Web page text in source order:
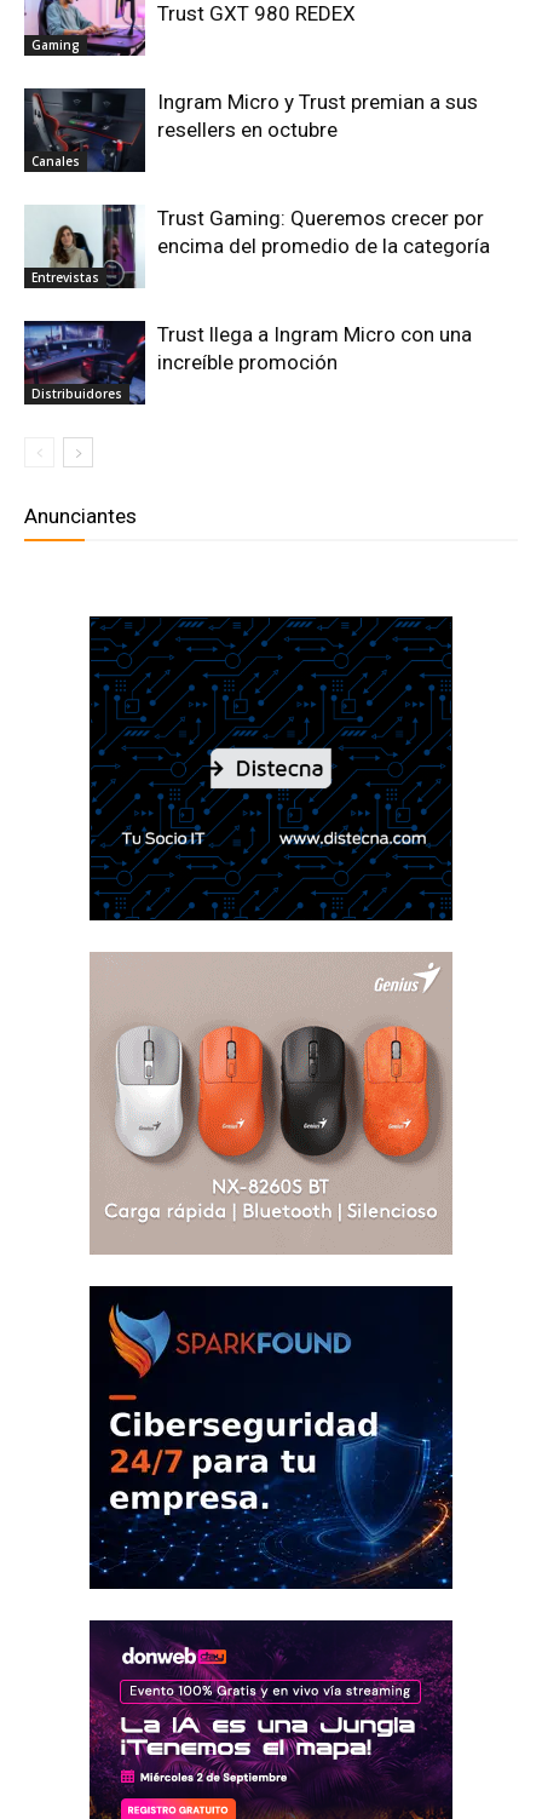
Gaming
Trust GXT 980 REDEX
Canales
Ingram Micro y Trust premian a sus
resellers en octubre
Entrevistas
Trust Gaming: Queremos crecer por
encima del promedio de la categoría
Distribuidores
Trust llega a Ingram Micro con una
increíble promoción
Anunciantes